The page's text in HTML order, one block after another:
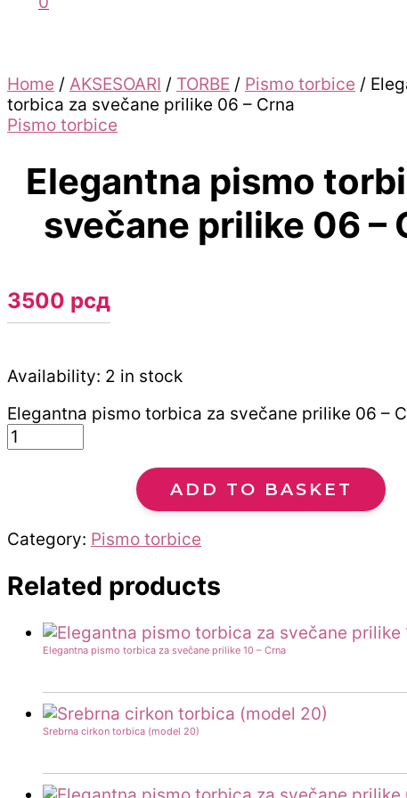
Home / AKSESOARI / TORBE / Pismo torbice /
torbica za svečane prilike 06 – Crna
Pismo torbice
Elegantna pismo
svečane prilike 06 –
3500 рсд
Availability: 2 in stock
Elegantna pismo torbica za svečane prilike 06 –
ADD TO BASKET
Category: Pismo torbice
Related products
Elegantna pismo torbica za svečane prilike 10 – Crna
Srebrna cirkon torbica (model 20)